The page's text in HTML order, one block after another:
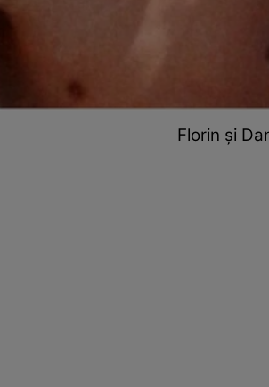
Florin și